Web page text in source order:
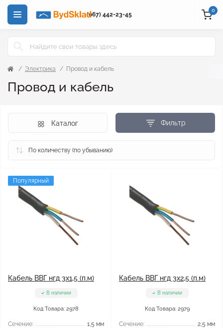
(067) 442-23-45
0
Электрика Провод и кабель
Провод и кабель
Фильтр
Каталог
Популярный
Кабель ВВГ нгд 3x1,5 (п.м)
В наличии
Код Товара: 2978
Сечение:
1,5 мм
Кабель ВВГ нгд 3x2,5 (п.м)
В наличии
Код Товара: 2979
Сечение:
2,5 мм